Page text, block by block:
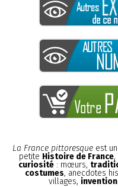
La France pittoresque est
petite Histoire de France,
curiosité : mœurs,
costumes, anecdotes
villages,